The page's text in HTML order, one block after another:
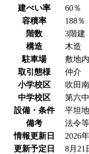
建ぺい率
60％
容積率
188％
階数
3階建
構造
木造
駐車場
敷地
取引態様
仲介
小学校区
吹田
中学校区
第六
設備・条件
平坦地
備考
法令
情報更新日
2026
更新予定日
8月21